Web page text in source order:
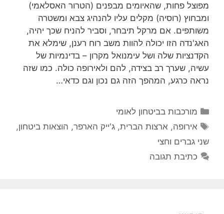
מפוצל פחות, שהאיומים מבפנים (הטרור האסלאמי)
ומבחוץ (רוסיה) מקלים עליו להנהיג צבא ומשטרה
משותפים. אם מרקל תיבחר, וסביר להניח שכך יהיה,
האג'נדה הזו יכולה להוות משב רוח רענן, שימלא את
הקדנציות שלה ושל עימנואל מקרון – בדינמיות של
עשיה, שערך רב בצידה, להם ולאירופה כולה. כמו שזה
נראה כרגע, המהפך הזה גם נכון וגם כדאי…
קטגוריות
מורכבות בביטחון לאומי
תגיות
אירופה, ארצות הברית,ג'ייק הארפר, הוצאות ביטחון,
שני גברים וחצי
כתיבת תגובה